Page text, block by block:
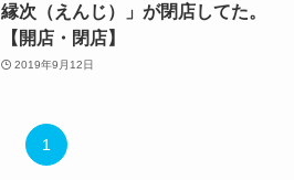
縁次（えんじ）」が閉店してた。
【開店・閉店】
2019年9月12日
1